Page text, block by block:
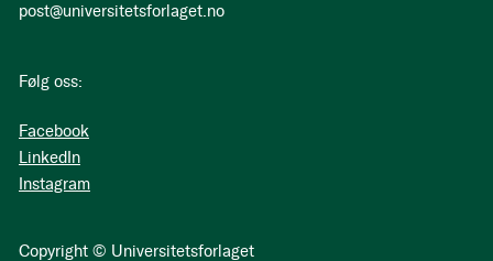
post@universitetsforlaget.no
Følg oss:
Facebook
LinkedIn
Instagram
Copyright © Universitetsforlaget